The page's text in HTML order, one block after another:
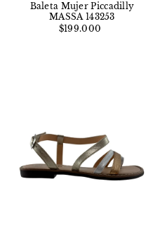
Baleta Mujer Piccadilly
MASSA 143253
$199.000